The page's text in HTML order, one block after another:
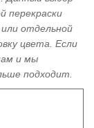
перекраски
или отдельной
цвета. Если
и мы
подходит.